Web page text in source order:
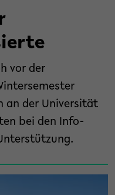
vor der
an der Universität
bei den Info-